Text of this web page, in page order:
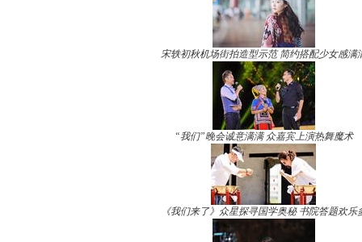
宋轶初秋机场街拍造型示范 简约搭配少女感满
“我们”晚会诚意满满 众嘉宾上演热舞魔术
《我们来了》众星探寻国学奥秘 书院答题欢乐